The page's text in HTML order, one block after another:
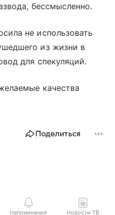
бессмысленно.
не использовать
из жизни в
для спекуляций.
качества
Поделиться
Напоминания Новости ТВ